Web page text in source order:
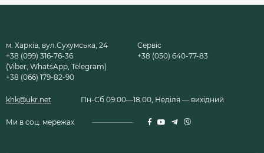
м. Харків, вул.Сухумська, 24
+38 (099) 316-76-36
(Viber, WhatsApp, Telegram)
+38 (066) 179-82-90
Сервіс
+38 (050) 640-77-83
khk@ukr.net Пн-Сб 09:00—18:00, Неділя — вихідний
Ми в соц. мережах